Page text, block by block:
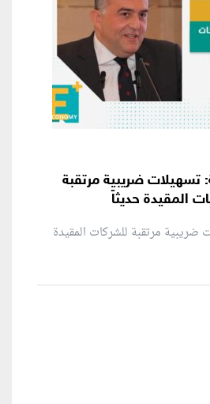
تسهيلات ضريبية مرتقبة
المقيدة حديثاً
مرتقبة للشركات المقيدة